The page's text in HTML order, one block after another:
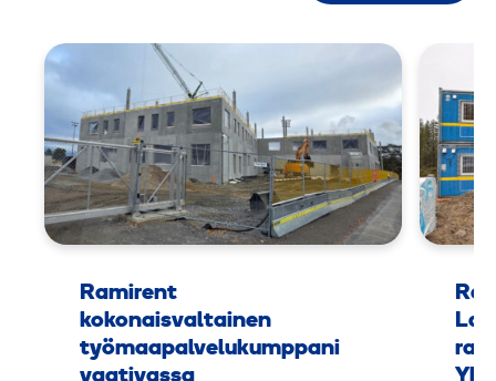
Ramirent
kokonaisvaltainen
työmaapalvelukumppani